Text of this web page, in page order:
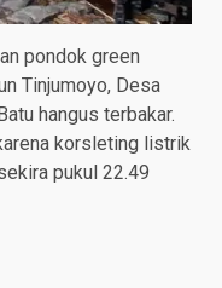
pondok green
Tinjumoyo, Desa
hangus terbakar.
korsleting listrik
pukul 22.49